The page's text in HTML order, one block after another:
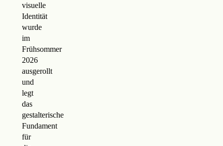
visuelle
Identität
wurde
im
Frühsommer
2026
ausgerollt
und
legt
das
gestalterische
Fundament
für